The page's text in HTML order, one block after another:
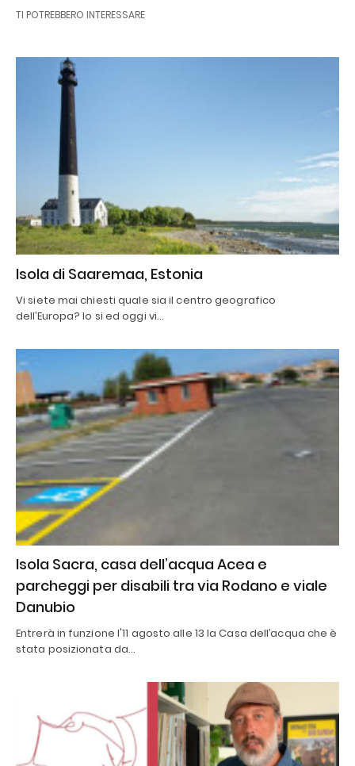
TI POTREBBERO INTERESSARE
Isola di Saaremaa, Estonia
Vi siete mai chiesti quale sia il centro geografico
dell’Europa? Io si ed oggi vi…
Isola Sacra, casa dell’acqua Acea e
parcheggi per disabili tra via Rodano e viale
Danubio
Entrerà in funzione l'11 agosto alle 13 la Casa dell’acqua che è
stata posizionata da…